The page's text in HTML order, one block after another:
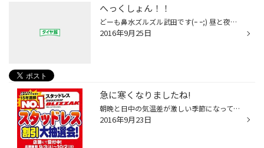
へっくしょん！！
どーも鼻水ズルズル武田です(ｰ ｰ;) 昼と夜の気温差に見事にやられております（笑） さて、そろそろ冬タイヤに変えなきゃな〜と、お考えの方！ その冬タイヤ、使えますか？？ 分からないというお客様は、ぜひタイヤ館弘前へお越しください＼(^o^)／ 冬タイヤの状態をプロの目と専門機器を用いて、分...
2016年9月25日
急に寒くなりましたね!
朝晩と日中の気温差が激しい季節になってきましたね！ 皆さま体調管理、お気を付け下さい(*^_^*) 鍋が恋しい季節、スーパーに買い物に行ったりするとお鍋コーナーがあったり、ホームセンターに行くとストーブコーナーがあったりとじわじわと冬が近づいているなぁと思います。 当店でも夏タイヤから...
2016年9月23日